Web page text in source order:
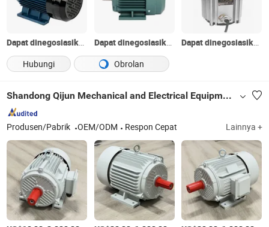
Dapat dinegosiasikan Dapat dinegosiasikan
Dapat dinegosiasikan
Hubungi
Obrolan
Shandong Qijun Mechanical and Electrical Equipment Manufacturing Co., Ltd.
Produsen/Pabrik OEM/ODM Respon Cepat Lainnya +